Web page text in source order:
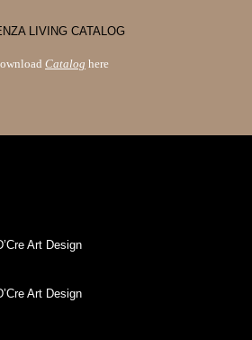
LIVING CATALOG
Catalog here
Art Design
Art Design